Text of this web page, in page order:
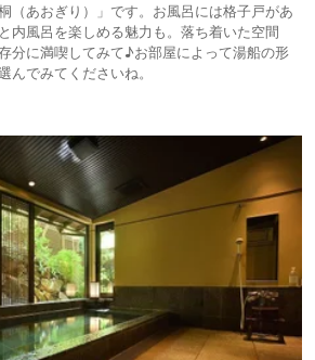
（あおぎり）」です。お風呂には格子戸があ
内風呂を楽しめる魅力も。落ち着いた空間
分に満喫してみて♪お部屋によって湯船の形
んでみてくださいね。